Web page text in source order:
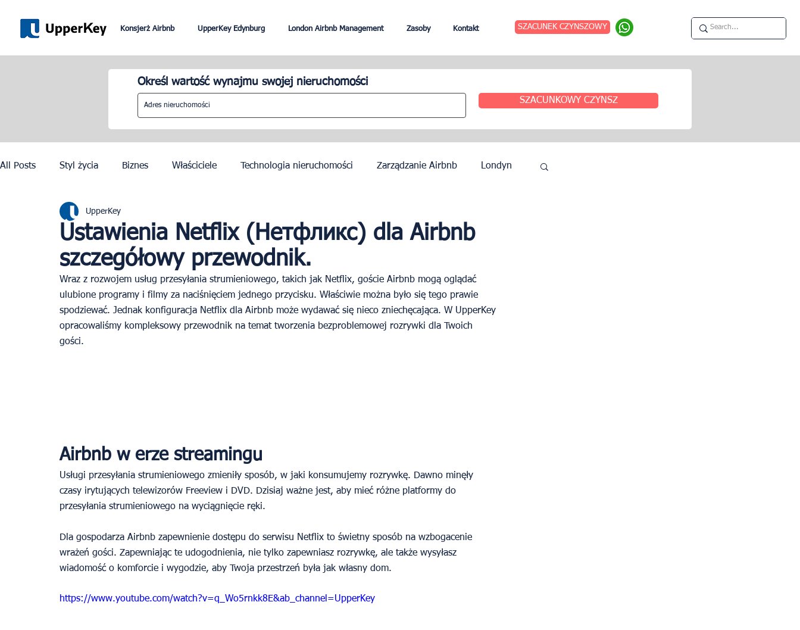
Konsjerż Airbnb UpperKey Edynburg London Airbnb Management Zasoby Kontakt SZACUNEK CZYNSZOWY
Określ wartość wynajmu swojej nieruchomości
SZACUNKOWY CZYNSZ
All Posts Styl życia Biznes Właściciele Technologia nieruchomości Zarządzanie Airbnb Londyn
Rzym Dubai
Igrzyska Olimpijskie w Paryżu 2024
Ustawienia Netflix (Нетфликс) dla Airbnb
szczegółowy przewodnik.
UpperKey
Wraz z rozwojem usług przesyłania strumieniowego, takich jak Netflix, goście Airbnb mogą oglądać
ulubione programy i filmy za naciśnięciem jednego przycisku. Właściwie można było się tego prawie
spodziewać. Jednak konfiguracja Netflix dla Airbnb może wydawać się nieco zniechęcająca. W UpperKey
opracowaliśmy kompleksowy przewodnik na temat tworzenia bezproblemowej rozrywki dla Twoich
gości.
Airbnb w erze streamingu
Usługi przesyłania strumieniowego zmieniły sposób, w jaki konsumujemy rozrywkę. Dawno minęły
czasy irytujących telewizorów Freeview i DVD. Dzisiaj ważne jest, aby mieć różne platformy do
przesyłania strumieniowego na wyciągnięcie ręki.
Dla gospodarza Airbnb zapewnienie dostępu do serwisu Netflix to świetny sposób na wzbogacenie
wrażeń gości. Zapewniając te udogodnienia, nie tylko zapewniasz rozrywkę, ale także wysyłasz
wiadomość o komforcie i wygodzie, aby Twoja przestrzeń była jak własny dom.
https://www.youtube.com/watch?v=q_Wo5rnkk8E&ab_channel=UpperKey